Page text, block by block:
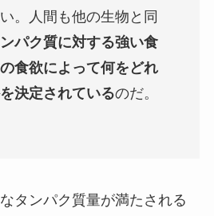
。人間も他の生物と同
パク質に対する強い食
食欲によって何をどれ
決定されているのだ。
タンパク質量が満たされる